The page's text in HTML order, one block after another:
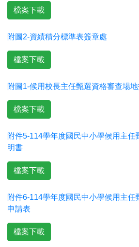
檔案下載
附圖2-資績積分標準表簽章處
檔案下載
附圖1-候用校長主任甄選資格審查場地
檔案下載
附件5-114學年度國民中小學候用主任
明書
檔案下載
附件6-114學年度國民中小學候用主任
申請表
檔案下載